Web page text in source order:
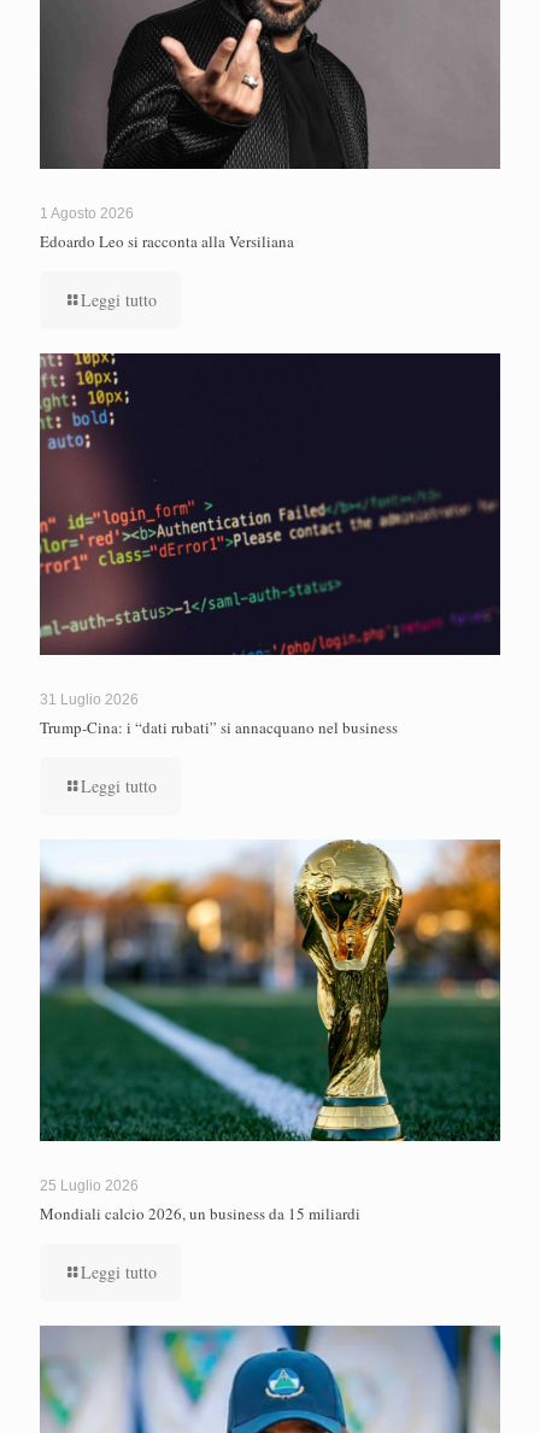
1 Agosto 2026
Edoardo Leo si racconta alla Versiliana
Leggi tutto
31 Luglio 2026
Trump-Cina: i “dati rubati” si annacquano nel business
Leggi tutto
25 Luglio 2026
Mondiali calcio 2026, un business da 15 miliardi
Leggi tutto